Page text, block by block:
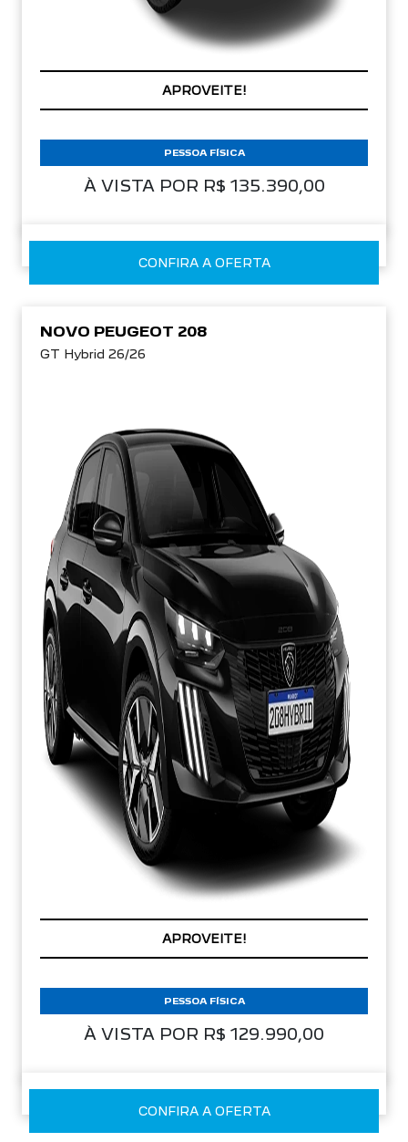
PREÇOS REDUZIDOS
À VISTA POR R$ 135.390,00
PESSOA FÍSICA
CONFIRA A OFERTA
NOVO PEUGEOT 208
GT Hybrid 26/26
PREÇOS REDUZIDOS
À VISTA POR R$ 129.990,00
PESSOA FÍSICA
CONFIRA A OFERTA